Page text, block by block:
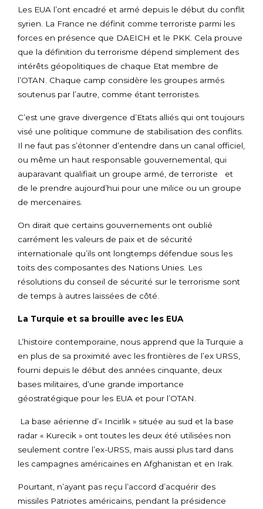
Les EUA l’ont encadré et armé depuis le début du conflit
syrien. La France ne définit comme terroriste parmi les
forces en présence que DAEICH et le PKK. Cela prouve
que la définition du terrorisme dépend simplement des
intérêts géopolitiques de chaque Etat membre de
l’OTAN. Chaque camp considère les groupes armés
soutenus par l’autre, comme étant terroristes.
C’est une grave divergence d’Etats alliés qui ont toujours
visé une politique commune de stabilisation des conflits.
Il ne faut pas s’étonner d’entendre dans un canal officiel,
ou même un haut responsable gouvernemental, qui
auparavant qualifiait un groupe armé, de terroriste et
de le prendre aujourd’hui pour une milice ou un groupe
de mercenaires.
On dirait que certains gouvernements ont oublié
carrément les valeurs de paix et de sécurité
internationale qu’ils ont longtemps défendue sous les
toits des composantes des Nations Unies. Les
résolutions du conseil de sécurité sur le terrorisme sont
de temps à autres laissées de côté.
La Turquie et sa brouille avec les EUA
L’histoire contemporaine, nous apprend que la Turquie a
en plus de sa proximité avec les frontières de l’ex URSS,
fourni depuis le début des années cinquante, deux
bases militaires, d’une grande importance
géostratégique pour les EUA et pour l’OTAN.
La base aérienne d’« Incirlik » située au sud et la base
radar « Kurecik » ont toutes les deux été utilisées non
seulement contre l’ex-URSS, mais aussi plus tard dans
les campagnes américaines en Afghanistan et en Irak.
Pourtant, n’ayant pas reçu l’accord d’acquérir des
missiles Patriotes américains, pendant la présidence